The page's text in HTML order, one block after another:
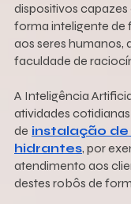
dispositivos
forma inteligente de
aos seres humanos,
faculdade de
A Inteligência
atividades
de instalação
hidrantes, por
atendimento aos
destes robôs de